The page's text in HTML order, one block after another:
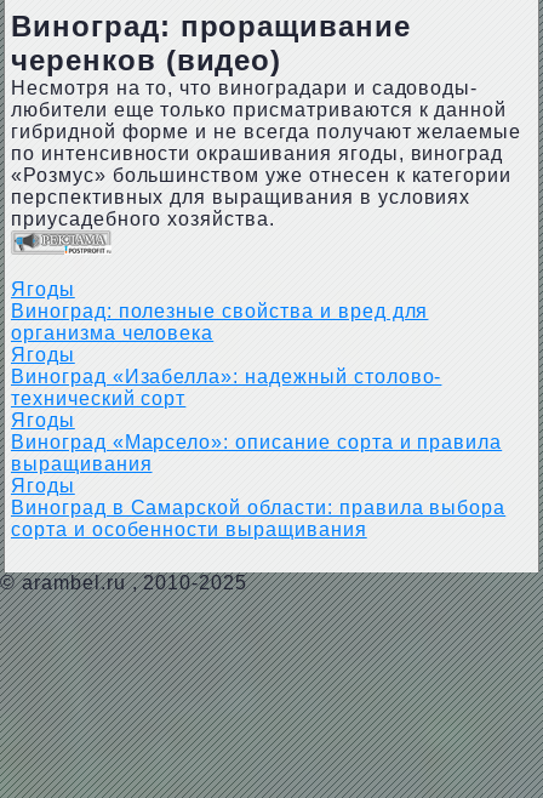
Виноград: проращивание
черенков (видео)
Несмотря на то, что виноградари и садоводы-
любители еще только присматриваются к данной
гибридной форме и не всегда получают желаемые
по интенсивности окрашивания ягоды, виноград
«Розмус» большинством уже отнесен к категории
перспективных для выращивания в условиях
приусадебного хозяйства.
Ягоды
Виноград: полезные свойства и вред для
организма человека
Ягоды
Виноград «Изабелла»: надежный столово-
технический сорт
Ягоды
Виноград «Марсело»: описание сорта и правила
выращивания
Ягоды
Виноград в Самарской области: правила выбора
сорта и особенности выращивания
© arambel.ru, 2010-2025